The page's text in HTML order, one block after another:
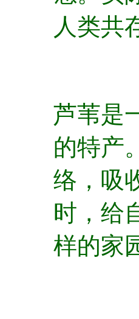
人类共
芦苇是
的特产
络，吸
时，给
样的家